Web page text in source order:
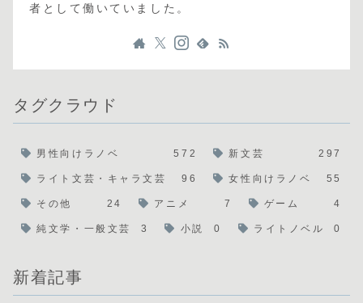
者として働いていました。
タグクラウド
男性向けラノベ 572 新文芸 297
ライト文芸・キャラ文芸 96 女性向けラノベ 55
その他 24 アニメ 7 ゲーム 4
純文学・一般文芸 3 小説 0 ライトノベル 0
新着記事